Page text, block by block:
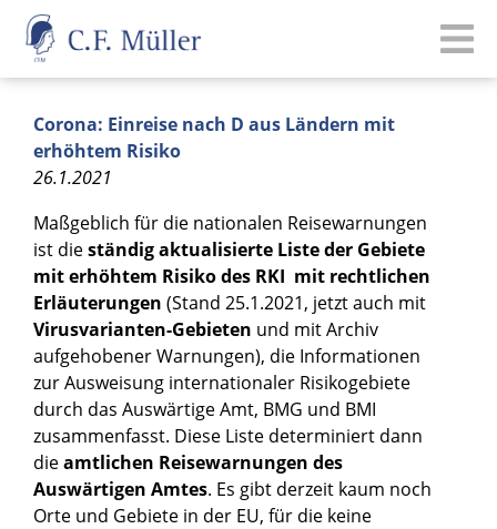
Corona: Einreise nach D aus Ländern mit
erhöhtem Risiko
26.1.2021
Maßgeblich für die nationalen Reisewarnungen
ist dieständig aktualisierte Liste der Gebiete
mit erhöhtem Risiko des RKI mit rechtlichen
Erläuterungen (Stand 25.1.2021, jetzt auch mit
Virusvarianten-Gebieten und mit Archiv
aufgehobener Warnungen), die Informationen
zur Ausweisung internationaler Risikogebiete
durch das Auswärtige Amt, BMG und BMI
zusammenfasst. Diese Liste determiniert dann
dieamtlichen Reisewarnungen des
Auswärtigen Amtes. Es gibt derzeit kaum noch
Orte und Gebiete in der EU, für die keine